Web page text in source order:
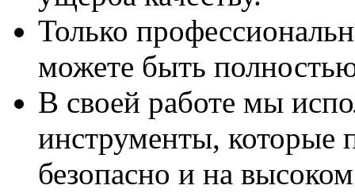
Только
можете быть
В своей работе мы
инструменты, которые
безопасно и на